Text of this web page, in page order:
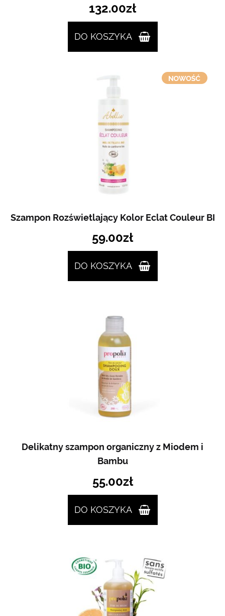
132.00zł
DO KOSZYKA
Szampon Rozświetlający Kolor Eclat Couleur BI
59.00zł
DO KOSZYKA
Delikatny szampon organiczny z Miodem i
Bambu
55.00zł
DO KOSZYKA